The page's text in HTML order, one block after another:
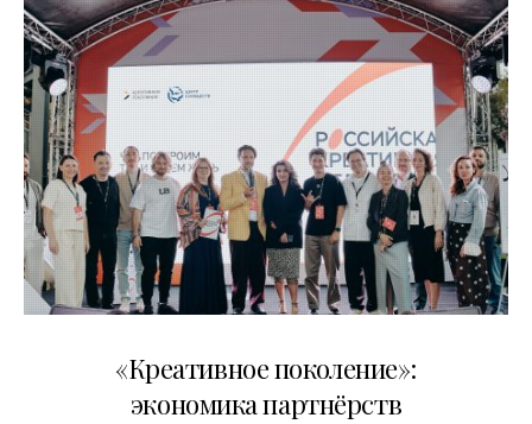
«Креативное поколение»:
экономика партнёрств